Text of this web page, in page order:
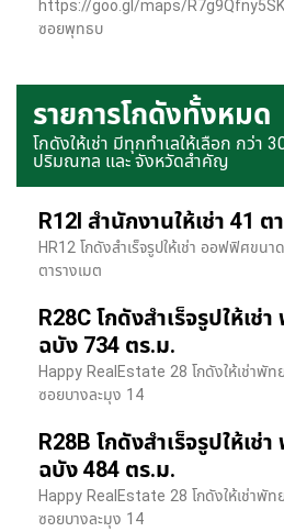
https://goo.gl/maps/
ซอยพุทธบ
รายการโกดังทั้งหมด
โกดังให้เช่า มีทุกทำเลให้เลือก กว่า
ปริมณฑล และ จังหวัดสำคัญ
R12I สำนักงานให้เช่า 41 ต
HR12 โกดังสำเร็จรูปให้เช่า ออฟฟิศขน
ตารางเมต
R28C โกดังสำเร็จรูปให้เช่
ฉบัง 734 ตร.ม.
Happy RealEstate 28 โกดังให้เช่าพั
ซอยบางละมุง 14
R28B โกดังสำเร็จรูปให้เช่
ฉบัง 484 ตร.ม.
Happy RealEstate 28 โกดังให้เช่าพั
ซอยบางละมุง 14